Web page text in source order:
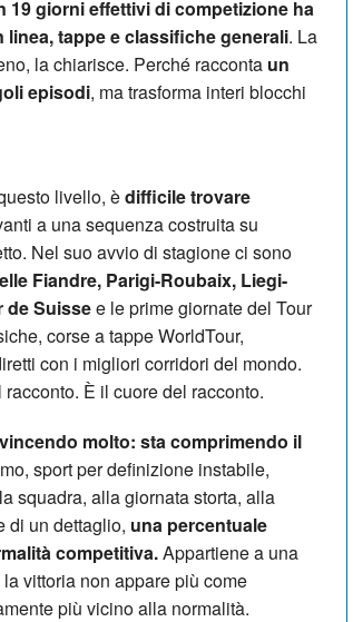
19 giorni effettivi di competizione ha
tappe e classifiche generali. La
la chiarisce. Perché racconta un
episodi, ma trasforma interi blocchi
livello, èdifficile trovare
a una sequenza costruita su
Nel suo avvio di stagione ci sono
Fiandre, Parigi-Roubaix, Liegi-
de Suissee le prime giornate del Tour
corse a tappe WorldTour,
con i migliori corridori del mondo.
È il cuore del racconto.
molto: sta comprimendo il
sport per definizione instabile,
squadra, alla giornata storta, alla
di un dettaglio, una percentuale
competitiva.Appartiene a una
vittoria non appare più come
più vicino alla normalità.